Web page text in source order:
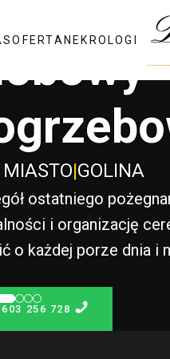
OFERTANEKROLOGI
|GOLINA
ostatniego
i organizację
o każdej porze dnia i
256 728